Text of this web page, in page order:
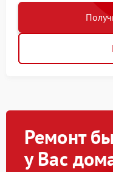
Ремонт
у Вас